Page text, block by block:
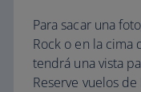
Para sacar una
Rock o en la cima
tendrá una vista
Reserve vuelos